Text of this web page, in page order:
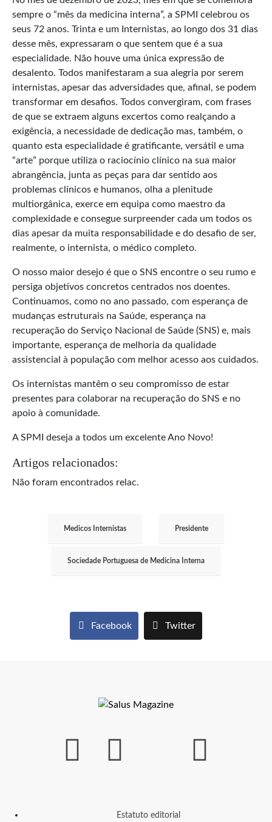
sempre o “mês da medicina interna”, a SPMI celebrou os
seus 72 anos. Trinta e um Internistas, ao longo dos 31 dias
desse mês, expressaram o que sentem que é a sua
especialidade. Não houve uma única expressão de
desalento. Todos manifestaram a sua alegria por serem
internistas, apesar das adversidades que, afinal, se podem
transformar em desafios. Todos convergiram, com frases
de que se extraem alguns excertos como realçando a
exigência, a necessidade de dedicação mas, também, o
quanto esta especialidade é gratificante, versátil e uma
“arte” porque utiliza o raciocínio clínico na sua maior
abrangência, junta as peças para dar sentido aos
problemas clínicos e humanos, olha a plenitude
multiorgânica, exerce em equipa como maestro da
complexidade e consegue surpreender cada um todos os
dias apesar da muita responsabilidade e do desafio de ser,
realmente, o internista, o médico completo.
O nosso maior desejo é que o SNS encontre o seu rumo e
persiga objetivos concretos centrados nos doentes.
Continuamos, como no ano passado, com esperança de
mudanças estruturais na Saúde, esperança na
recuperação do Serviço Nacional de Saúde (SNS) e, mais
importante, esperança de melhoria da qualidade
assistencial à população com melhor acesso aos cuidados.
Os internistas mantêm o seu compromisso de estar
presentes para colaborar na recuperação do SNS e no
apoio à comunidade.
A SPMI deseja a todos um excelente Ano Novo!
Artigos relacionados:
Não foram encontrados relac.
Medicos Internistas Presidente
Sociedade Portuguesa de Medicina Interna
Facebook Twitter
Estatuto editorial